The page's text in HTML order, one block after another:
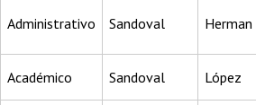
Administrativo Sandoval Herman
Académico Sandoval López